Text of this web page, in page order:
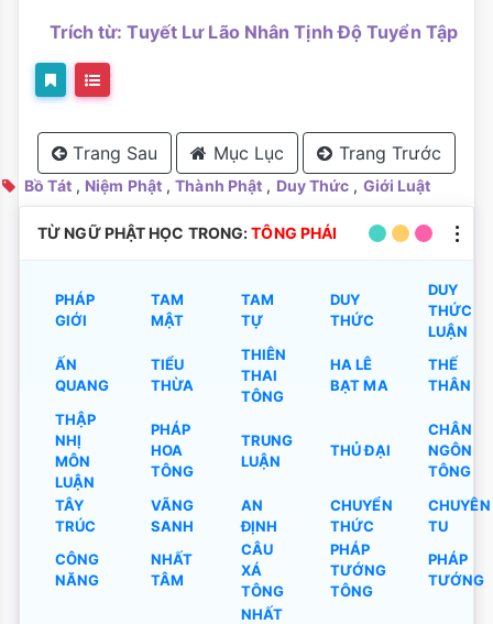
Trích từ: Tuyết Lư Lão Nhân Tịnh Độ Tuyển Tập
Trang Sau Mục Lục Trang Trước
Bồ Tát , Niệm Phật ,Thành Phật , Duy Thức , Giới Luật
TỪ NGỮ PHẬT HỌC TRONG:TÔNG PHÁI
PHÁP
GIỚI
TAM
MẬT
TAM
TỰ
DUY
THỨC
DUY
THỨC
LUẬN
ẤN
QUANG
TIỂU
THỪA
THIÊN
THAI
TÔNG
HA LÊ
BẠT MA
THẾ
THÂN
THẬP
NHỊ
MÔN
LUẬN
PHÁP
HOA
TÔNG
TRUNG
LUẬN
THỦ ĐẠI
CHÂN
NGÔN
TÔNG
TÂY
TRÚC
VÃNG
SANH
AN
ĐỊNH
CHUYỂN
THỨC
CHUYÊN
TU
CÔNG
NĂNG
NHẤT
TÂM
CÂU
XÁ
TÔNG
PHÁP
TƯỚNG
TÔNG
PHÁP
TƯỚNG
NHẤT